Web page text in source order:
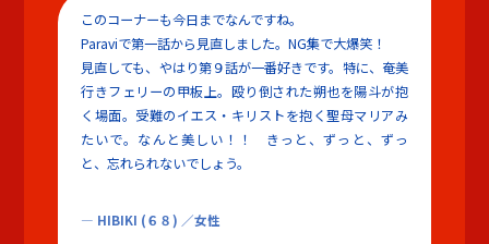
このコーナーも今日までなんですね。
Paraviで第一話から見直しました。NG集で大爆笑！
見直しても、やはり第９話が一番好きです。特に、奄美
行きフェリーの甲板上。殴り倒された朔也を陽斗が抱
く場面。受難のイエス・キリストを抱く聖母マリアみ
たいで。なんと美しい！！ きっと、ずっと、ずっ
と、忘れられないでしょう。
HIBIKI (６８) ／女性